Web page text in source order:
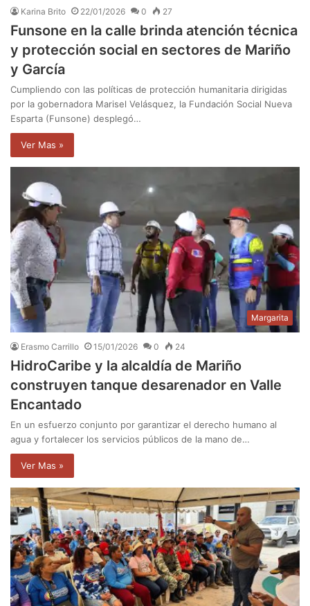
Karina Brito 22/01/2026 0 27
Funsone en la calle brinda atención técnica
y protección social en sectores de Mariño
y García
Cumpliendo con las políticas de protección humanitaria dirigidas
por la gobernadora Marisel Velásquez, la Fundación Social Nueva
Esparta (Funsone) desplegó…
Ver Mas »
Margarita
Erasmo Carrillo 15/01/2026 0 24
HidroCaribe y la alcaldía de Mariño
construyen tanque desarenador en Valle
Encantado
En un esfuerzo conjunto por garantizar el derecho humano al
agua y fortalecer los servicios públicos de la mano de…
Ver Mas »